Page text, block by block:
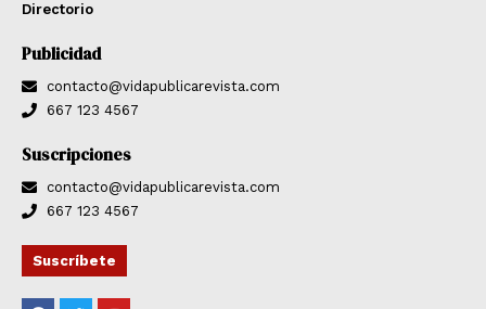
Directorio
Publicidad
contacto@vidapublicarevista.com
667 123 4567
Suscripciones
contacto@vidapublicarevista.com
667 123 4567
Suscríbete
F T Y